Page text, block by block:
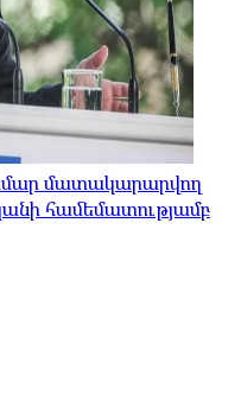
մատակարարվող
համեմատությամբ